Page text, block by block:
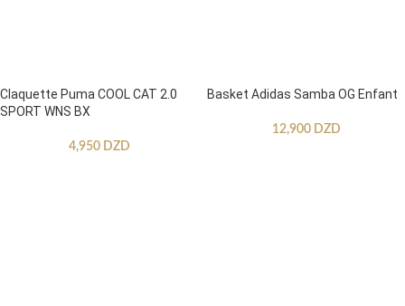
Claquette Puma COOL CAT 2.0
SPORT WNS BX
4,950 DZD
Basket Adidas Samba OG Enfant
12,900 DZD